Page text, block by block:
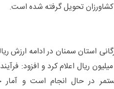
و ۸۱۷ هزار و ۴۶۷ میلیون ریال اعلام کرد
در حال انجام است و آمار